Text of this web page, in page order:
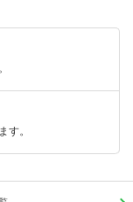
す。